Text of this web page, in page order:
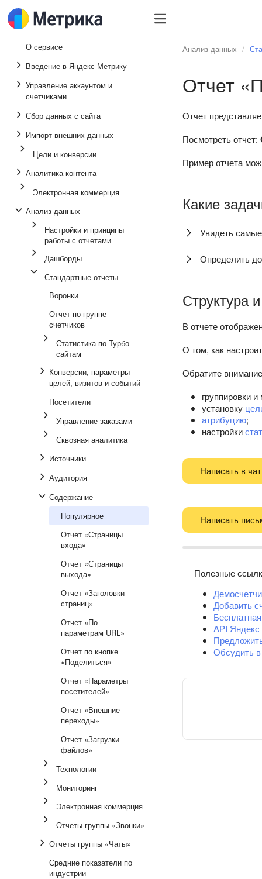
О сервисе
Введение в Яндекс Метрику
Управление аккаунтом и
счетчиками
Сбор данных с сайта
Импорт внешних данных
Цели и конверсии
Аналитика контента
Электронная коммерция
Анализ данных
Настройки и принципы
работы с отчетами
Дашборды
Стандартные отчеты
Воронки
Отчет по группе
счетчиков
Статистика по Турбо-
сайтам
Конверсии, параметры
целей, визитов и событий
Посетители
Управление заказами
Сквозная аналитика
Источники
Аудитория
Содержание
Популярное
Отчет «Страницы
входа»
Отчет «Страницы
выхода»
Отчет «Заголовки
страниц»
Отчет «По
параметрам URL»
Отчет по кнопке
«Поделиться»
Отчет «Параметры
посетителей»
Отчет «Внешние
переходы»
Отчет «Загрузки
файлов»
Технологии
Мониторинг
Электронная коммерция
Отчеты группы «Звонки»
Отчеты группы «Чаты»
Средние показатели по
индустрии
Анализ данных
Отчет
Отчет
Посмотреть отчет:
Пример отчета
Какие
Увидеть
Определить
Структура
В отчете
О том, как
Обратите
группировки
установку
атрибуцию;
настройки
Написать в чат
Написать
Полезные
Добавить
API
Обсудить